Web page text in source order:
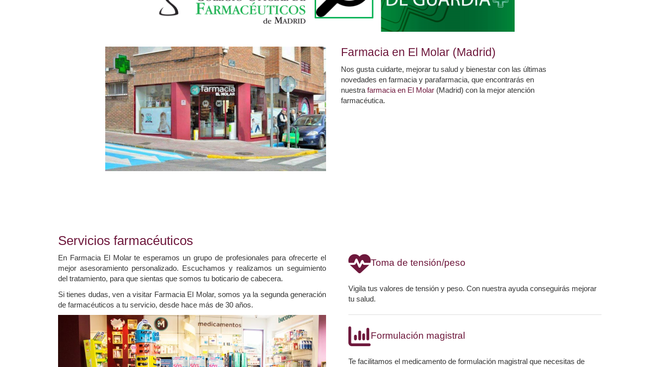
Farmacia en El Molar (Madrid)
Nos gusta cuidarte, mejorar tu salud y bienestar con las últimas
novedades en farmacia y parafarmacia, que encontrarás en
nuestra farmacia en El Molar (Madrid) con la mejor atención
farmacéutica.
Servicios farmacéuticos
En Farmacia El Molar te esperamos un grupo de profesionales para ofrecerte el
mejor asesoramiento personalizado. Escuchamos y realizamos un seguimiento
del tratamiento, para que sientas que somos tu boticario de cabecera.
Si tienes dudas, ven a visitar Farmacia El Molar, somos ya la segunda generación
de farmacéuticos a tu servicio, desde hace más de 30 años.
Toma de tensión/peso
Vigila tus valores de tensión y peso. Con nuestra ayuda conseguirás mejorar
tu salud.
Formulación magistral
Te facilitamos el medicamento de formulación magistral que necesitas de